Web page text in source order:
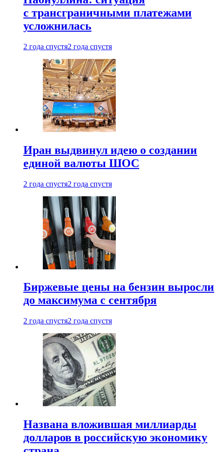
с трансграничными платежами
усложнилась
2 года спустя2 года спустя
Иран выдвинул идею о создании
единой валюты ШОС
2 года спустя2 года спустя
Биржевые цены на бензин выросли
до максимума с сентября
2 года спустя2 года спустя
Названа вложившая миллиарды
долларов в российскую экономику